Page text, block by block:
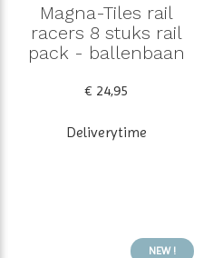
Magna-Tiles rail
racers 8 stuks rail
pack - ballenbaan
€ 24,95
Deliverytime
NEW !